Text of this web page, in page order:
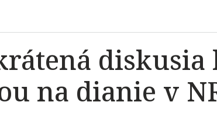
na dianie v